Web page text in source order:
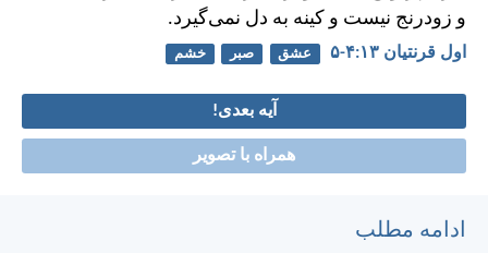
و زودرنج نيست و كينه به دل نمی‌گيرد.
اول قرنتیان ۱۳:‏۴-‏۵ عشق صبر خشم
آیه بعدی!
همراه با تصویر
ادامه مطلب